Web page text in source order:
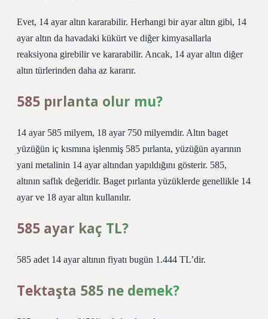
Evet, 14 ayar altın kararabilir. Herhangi bir ayar altın gibi, 14
ayar altın da havadaki kükürt ve diğer kimyasallarla
reaksiyona girebilir ve kararabilir. Ancak, 14 ayar altın diğer
altın türlerinden daha az kararır.
585 pırlanta olur mu?
14 ayar 585 milyem, 18 ayar 750 milyemdir. Altın baget
yüzüğün iç kısmına işlenmiş 585 pırlanta, yüzüğün ayarının
yani metalinin 14 ayar altından yapıldığını gösterir. 585,
altının saflık değeridir. Baget pırlanta yüzüklerde genellikle 14
ayar ve 18 ayar altın kullanılır.
585 ayar kaç TL?
585 adet 14 ayar altının fiyatı bugün 1.444 TL’dir.
Tektaşta 585 ne demek?